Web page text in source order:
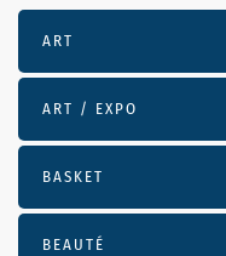
ART
ART / EXPO
BASKET
BEAUTÉ